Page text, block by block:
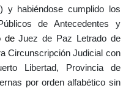
y habiéndose cumplido los
de Antecedentes y
deJuez de Paz Letrado de
Circunscripción Judicial con
Libertad, Provincia de
por orden alfabético sin